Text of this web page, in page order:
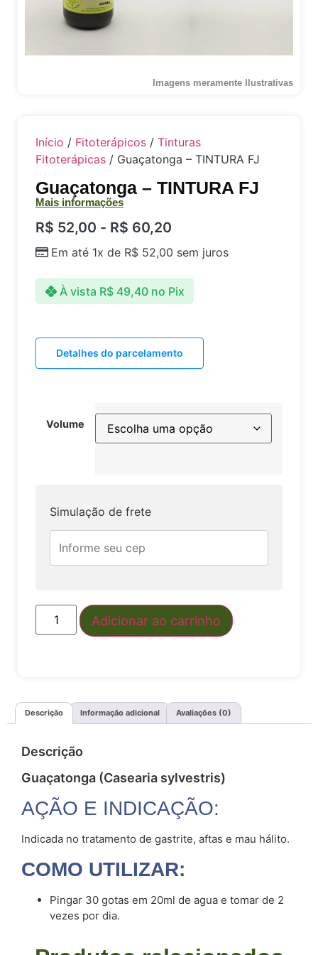
Imagens meramente Ilustrativas
Início / Fitoterápicos / Tinturas
Fitoterápicas / Guaçatonga – TINTURA FJ
Guaçatonga – TINTURA FJ
Mais informações
R$ 52,00 - R$ 60,20
Em até 1x de R$ 52,00 sem juros
À vista R$49,40 no Pix
Detalhes do parcelamento
Volume
Simulação de frete
Adicionar ao carrinho
Descrição Informação adicional Avaliações (0)
Descrição
Guaçatonga (Casearia sylvestris)
AÇÃO E INDICAÇÃO:
Indicada no tratamento de gastrite, aftas e mau hálito.
COMO UTILIZAR:
Pingar 30 gotas em 20ml de agua e tomar de 2
vezes por dia.